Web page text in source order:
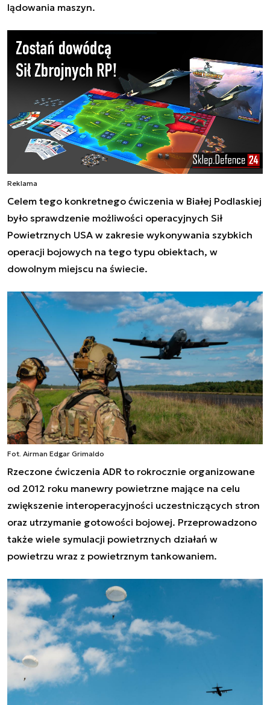
lądowania maszyn.
Reklama
Celem tego konkretnego ćwiczenia w Białej Podlaskiej
było sprawdzenie możliwości operacyjnych Sił
Powietrznych USA w zakresie wykonywania szybkich
operacji bojowych na tego typu obiektach, w
dowolnym miejscu na świecie.
Fot. Airman Edgar Grimaldo
Rzeczone ćwiczenia ADR to rokrocznie organizowane
od 2012 roku manewry powietrzne mające na celu
zwiększenie interoperacyjności uczestniczących stron
oraz utrzymanie gotowości bojowej. Przeprowadzono
także wiele symulacji powietrznych działań w
powietrzu wraz z powietrznym tankowaniem.